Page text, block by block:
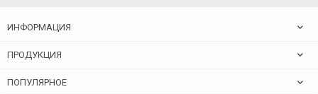
ИНФОРМАЦИЯ
ПРОДУКЦИЯ
ПОПУЛЯРНОЕ